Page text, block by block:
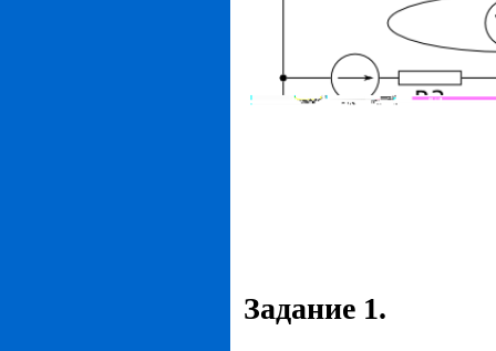
Задание 1.